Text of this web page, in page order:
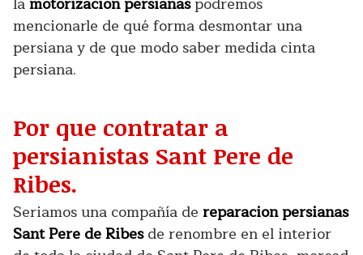
mencionarle de qué forma desmontar una
persiana y de que modo saber medida cinta
persiana.
Por que contratar a
persianistas Sant Pere de
Ribes.
Seriamos una compañía de reparacion persianas
Sant Pere de Ribesde renombre en el interior